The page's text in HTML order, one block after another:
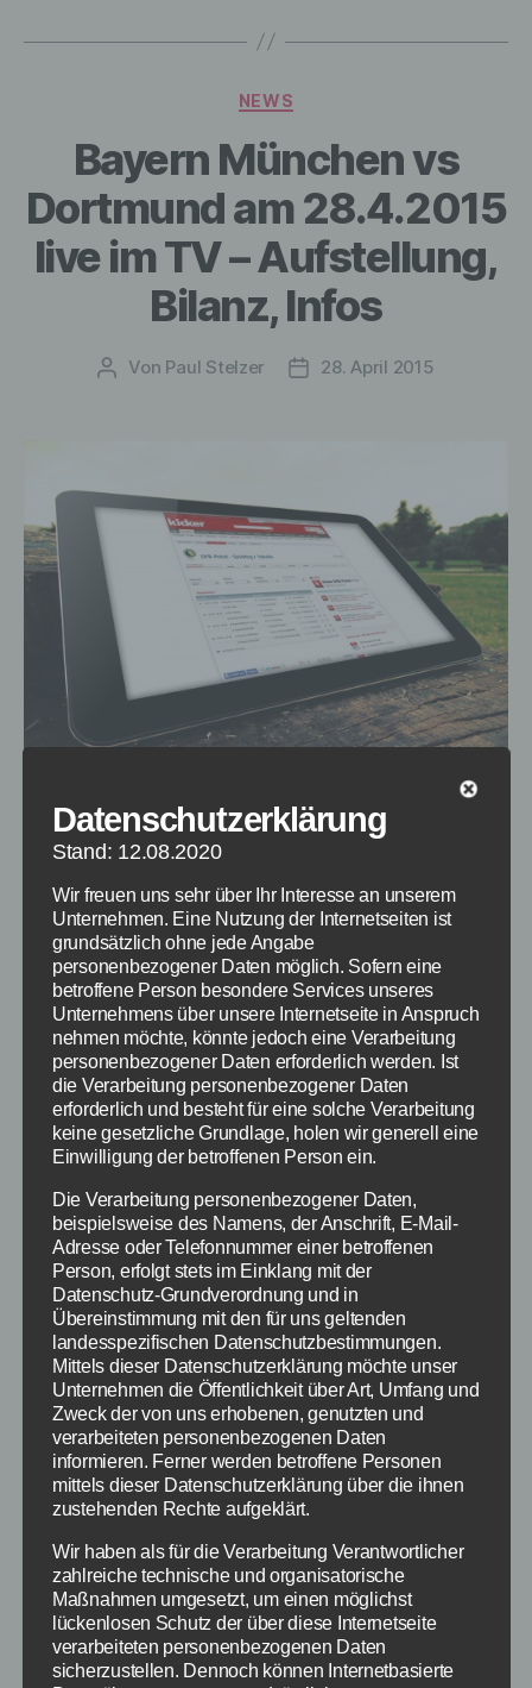
Kategorien
NEWS
Bayern München vs
Dortmund am 28.4.2015
live im TV – Aufstellung,
Bilanz, Infos
Beitragsautor
Von Paul Stelzer Veröffentlichungsdatum
28. April 2015
Informationen zum DFB Pokal findet ihr auch
immer im Kicker
Hier findet ihr alles zum DFB Pokal Halbfinale
Bayern München vs Dortmund am 28.4.2015 in
Bezug auf die live TV Übertragung, Live Stream,
Aufstellung, Blianz und Infos. Während Bayern
München sich im Viertelfinale erst im
Elfmeterschießen gegen Leverkusen
durchsetzen konnte, gewann die Borussia
gegen Hoffenheim mit 3:2 nach Verlängerung.
UPDATE: Borussia Dortmund setzt sich in […]
Schlagwörter
Borussia Dortmund,DFB Pokal,Bayern München
Fußball
Kategorien
NEWS
Bayern München vs
Donezk am 11.3.2015:
Vorschau, Aufstellung,
TV Übertragung
Beitragsautor
Vonredaktion Veröffentlichungsdatum
11. März 2015
Datenschutzerklärung
Stand: 12.08.2020
Wir freuen uns sehr über Ihr Interesse an unserem
Unternehmen. Eine Nutzung der Internetseiten ist
grundsätzlich ohne jede Angabe
personenbezogener Daten möglich. Sofern eine
betroffene Person besondere Services unseres
Unternehmens über unsere Internetseite in Anspruch
nehmen möchte, könnte jedoch eine Verarbeitung
personenbezogener Daten erforderlich werden. Ist
die Verarbeitung personenbezogener Daten
erforderlich und besteht für eine solche Verarbeitung
keine gesetzliche Grundlage, holen wir generell eine
Einwilligung der betroffenen Person ein.
Die Verarbeitung personenbezogener Daten,
beispielsweise des Namens, der Anschrift, E-Mail-
Adresse oder Telefonnummer einer betroffenen
Person, erfolgt stets im Einklang mit der
Datenschutz-Grundverordnung und in
Übereinstimmung mit den für uns geltenden
landesspezifischen Datenschutzbestimmungen.
Mittels dieser Datenschutzerklärung möchte unser
Unternehmen die Öffentlichkeit über Art, Umfang und
Zweck der von uns erhobenen, genutzten und
verarbeiteten personenbezogenen Daten
informieren. Ferner werden betroffene Personen
mittels dieser Datenschutzerklärung über die ihnen
zustehenden Rechte aufgeklärt.
Wir haben als für die Verarbeitung Verantwortlicher
zahlreiche technische und organisatorische
Maßnahmen umgesetzt, um einen möglichst
lückenlosen Schutz der über diese Internetseite
verarbeiteten personenbezogenen Daten
sicherzustellen. Dennoch können Internetbasierte